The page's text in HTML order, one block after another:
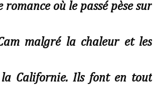
romance où le passé pèse sur
malgré la chaleur et les
la Californie. Ils font en tout